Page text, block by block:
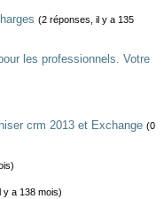
(2 réponses, il y a 135
les professionnels. Votre
crm 2013 et Exchange (0
y a 138 mois)